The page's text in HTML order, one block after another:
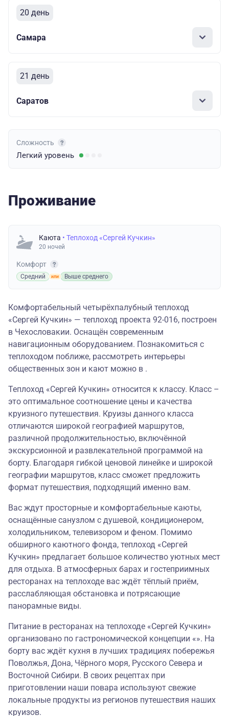
20 день
Самара
21 день
Саратов
Сложность
Легкий уровень
Проживание
Каюта • Теплоход «Сергей Кучкин»
20 ночей
Комфорт
Средний Выше среднего
Комфортабельный четырёхпалубный теплоход
«Сергей Кучкин» — теплоход проекта 92-016, построен
в Чехословакии. Оснащён современным
навигационным оборудованием. Познакомиться с
теплоходом поближе, рассмотреть интерьеры
общественных зон и кают можно в .
Теплоход «Сергей Кучкин» относится к классу. Класс –
это оптимальное соотношение цены и качества
круизного путешествия. Круизы данного класса
отличаются широкой географией маршрутов,
различной продолжительностью, включённой
экскурсионной и развлекательной программой на
борту. Благодаря гибкой ценовой линейке и широкой
географии маршрутов, класс сможет предложить
формат путешествия, подходящий именно вам.
Вас ждут просторные и комфортабельные каюты,
оснащённые санузлом с душевой, кондиционером,
холодильником, телевизором и феном. Помимо
обширного каютного фонда, теплоход «Сергей
Кучкин» предлагает большое количество уютных мест
для отдыха. В атмосферных барах и гостеприимных
ресторанах на теплоходе вас ждёт тёплый приём,
расслабляющая обстановка и потрясающие
панорамные виды.
Питание в ресторанах на теплоходе «Сергей Кучкин»
организовано по гастрономической концепции «». На
борту вас ждёт кухня в лучших традициях побережья
Поволжья, Дона, Чёрного моря, Русского Севера и
Восточной Сибири. В своих рецептах при
приготовлении наши повара используют свежие
локальные продукты из регионов путешествия наших
круизов.